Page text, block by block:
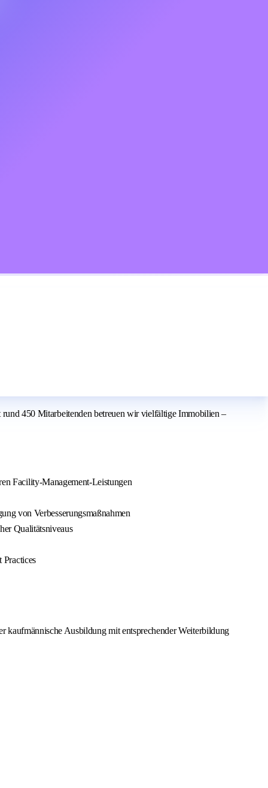
450 Mitarbeitenden betreuen wir vielfältige Immobilien –
Facility-Management-Leistungen
von Verbesserungsmaßnahmen
Qualitätsniveaus
Practices
kaufmännische Ausbildung mit entsprechender Weiterbildung